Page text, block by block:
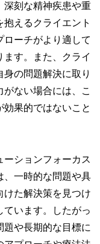
深刻な精神疾患や重
抱えるクライエント
ローチがより適して
ます。また、クライ
身の問題解決に取り
がない場合には、こ
効果的ではないこと
ーションフォーカス
、一時的な問題や具
けた解決策を見つけ
ています。したがっ
題や長期的な目標に